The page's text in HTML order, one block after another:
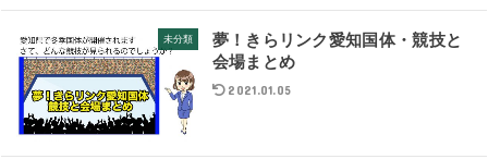
未分類
夢！きらリンク愛知国体・競技と
会場まとめ
2021.01.05